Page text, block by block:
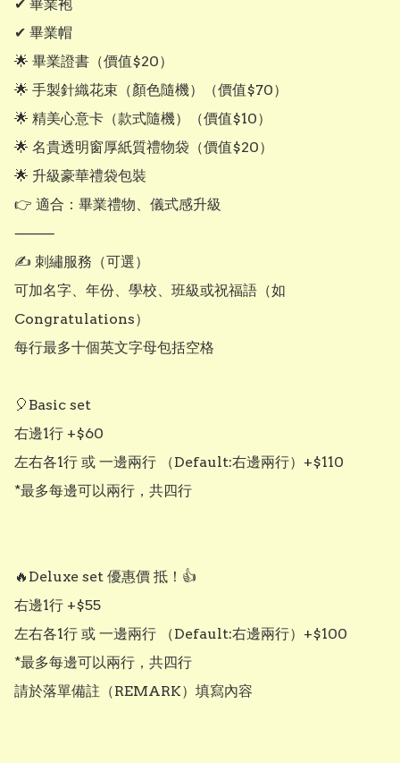
✔ 畢業袍
✔ 畢業帽
🌟 畢業證書（價值$20）
🌟 手製針織花束（顏色隨機）（價值$70）
🌟 精美心意卡（款式隨機）（價值$10）
🌟 名貴透明窗厚紙質禮物袋（價值$20）
🌟 升級豪華禮袋包裝
👉 適合：畢業禮物、儀式感升級
⸻
✍️ 刺繡服務（可選）
可加名字、年份、學校、班級或祝福語（如
Congratulations）
每行最多十個英文字母包括空格
🎈Basic set
右邊1行 +$60
左右各1行 或 一邊兩行 （Default:右邊兩行）+$110
*最多每邊可以兩行，共四行
🔥Deluxe set 優惠價 抵！👍
右邊1行 +$55
左右各1行 或 一邊兩行 （Default:右邊兩行）+$100
*最多每邊可以兩行，共四行
請於落單備註（REMARK）填寫內容